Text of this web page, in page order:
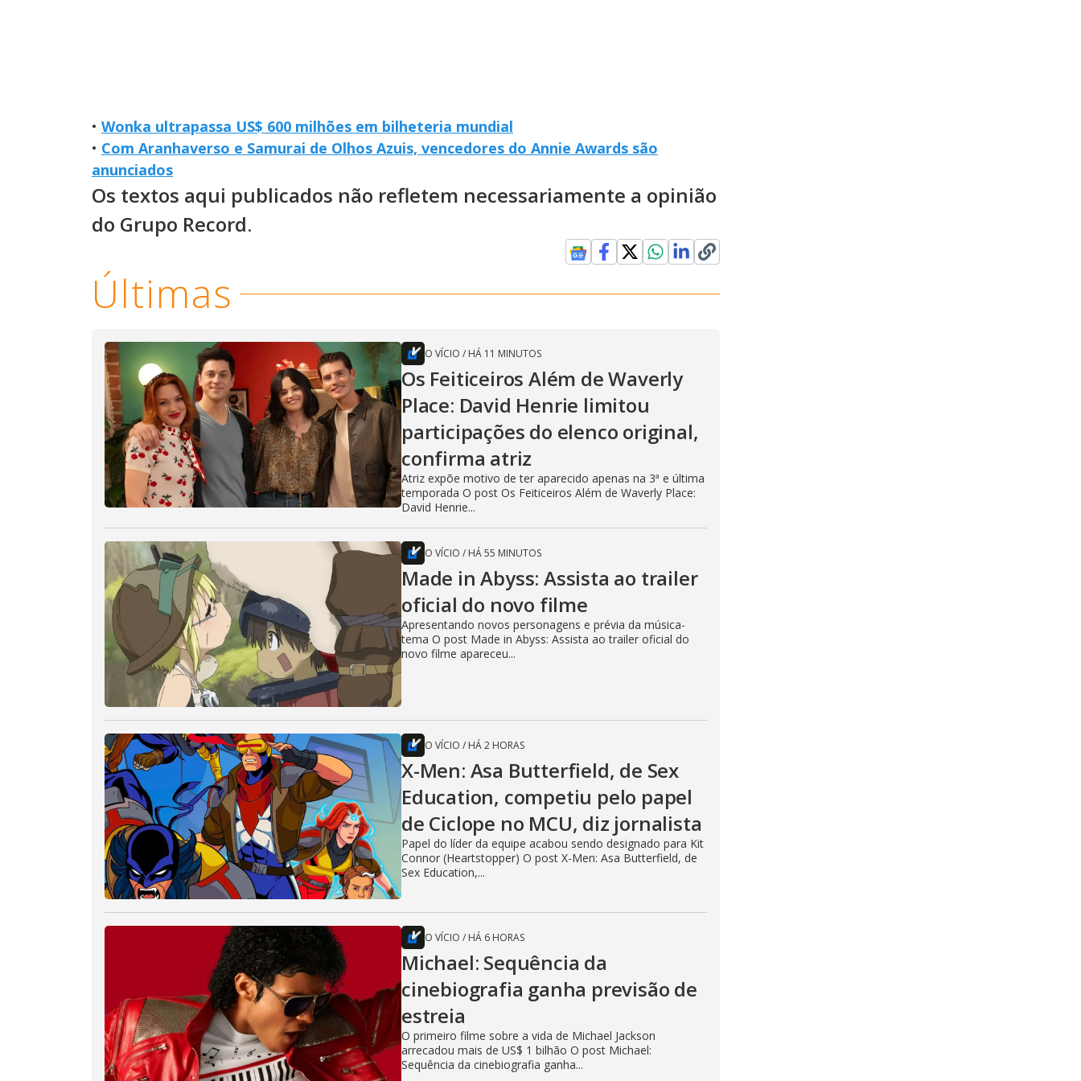
• Wonka ultrapassa US$ 600 milhões em bilheteria mundial
• Com Aranhaverso e Samurai de Olhos Azuis, vencedores do Annie Awards são
anunciados
Os textos aqui publicados não refletem necessariamente a opinião
do Grupo Record.
Últimas
O VÍCIO / HÁ 11 MINUTOS
Os Feiticeiros Além de Waverly
Place: David Henrie limitou
participações do elenco original,
confirma atriz
Atriz expõe motivo de ter aparecido apenas na 3ª e última
temporada O post Os Feiticeiros Além de Waverly Place:
David Henrie...
O VÍCIO / HÁ 55 MINUTOS
Made in Abyss: Assista ao trailer
oficial do novo filme
Apresentando novos personagens e prévia da música-
tema O post Made in Abyss: Assista ao trailer oficial do
novo filme apareceu...
O VÍCIO / HÁ 2 HORAS
X-Men: Asa Butterfield, de Sex
Education, competiu pelo papel
de Ciclope no MCU, diz jornalista
Papel do líder da equipe acabou sendo designado para Kit
Connor (Heartstopper) O post X-Men: Asa Butterfield, de
Sex Education,...
O VÍCIO / HÁ 6 HORAS
Michael: Sequência da
cinebiografia ganha previsão de
estreia
O primeiro filme sobre a vida de Michael Jackson
arrecadou mais de US$ 1 bilhão O post Michael:
Sequência da cinebiografia ganha...